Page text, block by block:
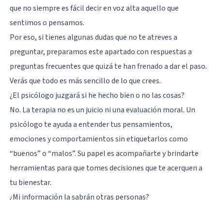
que no siempre es fácil decir en voz alta aquello que
sentimos o pensamos.
Por eso, si tienes algunas dudas que no te atreves a
preguntar, preparamos este apartado con respuestas a
preguntas frecuentes que quizá te han frenado a dar el paso.
Verás que todo es más sencillo de lo que crees.
¿El psicólogo juzgará si he hecho bien o no las cosas?
No. La terapia no es un juicio ni una evaluación moral. Un
psicólogo te ayuda a entender tus pensamientos,
emociones y comportamientos sin etiquetarlos como
“buenos” o “malos”. Su papel es acompañarte y brindarte
herramientas para que tomes decisiones que te acerquen a
tu bienestar.
¿Mi información la sabrán otras personas?